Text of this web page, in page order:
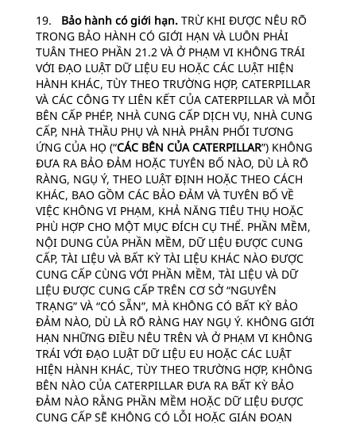
19. Bảo hành có giới hạn. TRỪ KHI ĐƯỢC NÊU RÕ
TRONG BẢO HÀNH CÓ GIỚI HẠN VÀ LUÔN PHẢI
TUÂN THEO PHẦN 21.2 VÀ Ở PHẠM VI KHÔNG TRÁI
VỚI ĐẠO LUẬT DỮ LIỆU EU HOẶC CÁC LUẬT HIỆN
HÀNH KHÁC, TÙY THEO TRƯỜNG HỢP, CATERPILLAR
VÀ CÁC CÔNG TY LIÊN KẾT CỦA CATERPILLAR VÀ MỖI
BÊN CẤP PHÉP, NHÀ CUNG CẤP DỊCH VỤ, NHÀ CUNG
CẤP, NHÀ THẦU PHỤ VÀ NHÀ PHÂN PHỐI TƯƠNG
ỨNG CỦA HỌ (“CÁC BÊN CỦA CATERPILLAR”) KHÔNG
ĐƯA RA BẢO ĐẢM HOẶC TUYÊN BỐ NÀO, DÙ LÀ RÕ
RÀNG, NGỤ Ý, THEO LUẬT ĐỊNH HOẶC THEO CÁCH
KHÁC, BAO GỒM CÁC BẢO ĐẢM VÀ TUYÊN BỐ VỀ
VIỆC KHÔNG VI PHẠM, KHẢ NĂNG TIÊU THỤ HOẶC
PHÙ HỢP CHO MỘT MỤC ĐÍCH CỤ THỂ. PHẦN MỀM,
NỘI DUNG CỦA PHẦN MỀM, DỮ LIỆU ĐƯỢC CUNG
CẤP, TÀI LIỆU VÀ BẤT KỲ TÀI LIỆU KHÁC NÀO ĐƯỢC
CUNG CẤP CÙNG VỚI PHẦN MỀM, TÀI LIỆU VÀ DỮ
LIỆU ĐƯỢC CUNG CẤP TRÊN CƠ SỞ “NGUYÊN
TRẠNG” VÀ “CÓ SẴN”, MÀ KHÔNG CÓ BẤT KỲ BẢO
ĐẢM NÀO, DÙ LÀ RÕ RÀNG HAY NGỤ Ý. KHÔNG GIỚI
HẠN NHỮNG ĐIỀU NÊU TRÊN VÀ Ở PHẠM VI KHÔNG
TRÁI VỚI ĐẠO LUẬT DỮ LIỆU EU HOẶC CÁC LUẬT
HIỆN HÀNH KHÁC, TÙY THEO TRƯỜNG HỢP, KHÔNG
BÊN NÀO CỦA CATERPILLAR ĐƯA RA BẤT KỲ BẢO
ĐẢM NÀO RẰNG PHẦN MỀM HOẶC DỮ LIỆU ĐƯỢC
CUNG CẤP SẼ KHÔNG CÓ LỖI HOẶC GIÁN ĐOẠN